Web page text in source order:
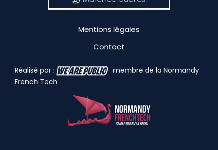
Mentions légales
Contact
Réalisé par :
membre de la Normandy
French Tech